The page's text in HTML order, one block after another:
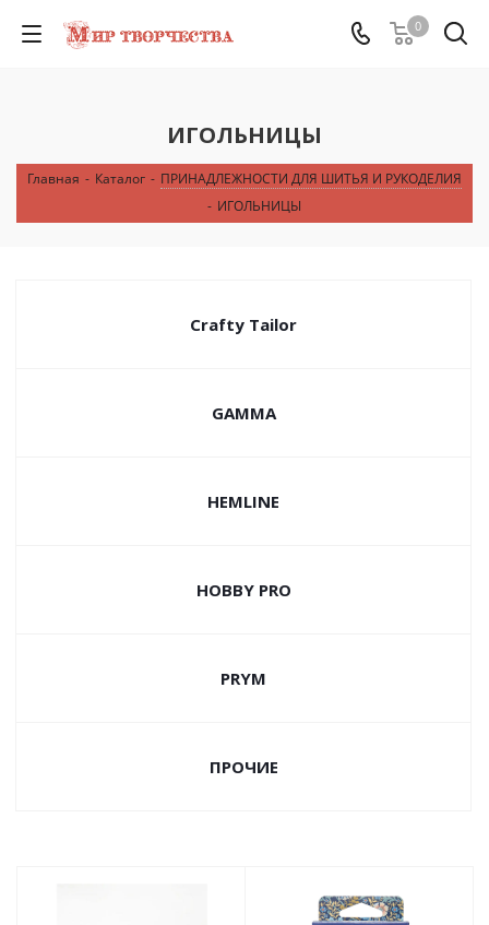
0
ИГОЛЬНИЦЫ
Главная - Каталог - ПРИНАДЛЕЖНОСТИ ДЛЯ ШИТЬЯ И РУКОДЕЛИЯ
- ИГОЛЬНИЦЫ
Crafty Tailor
GAMMA
HEMLINE
HOBBY PRO
PRYM
ПРОЧИЕ